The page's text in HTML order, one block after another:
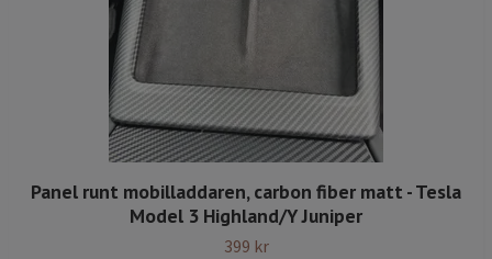
Panel runt mobilladdaren, carbon fiber matt - Tesla
Model 3 Highland/Y Juniper
399 kr